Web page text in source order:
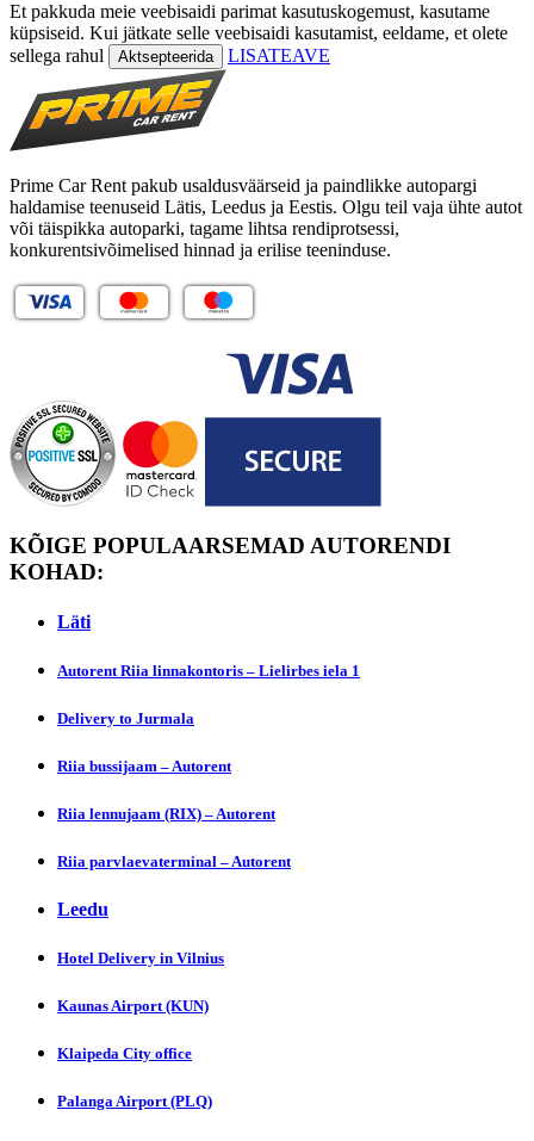
Et pakkuda meie veebisaidi parimat kasutuskogemust, kasutame
küpsiseid. Kui jätkate selle veebisaidi kasutamist, eeldame, et olete
sellega rahul
Aktsepteerida LISATEAVE
Prime Car Rent pakub usaldusväärseid ja paindlikke autopargi
haldamise teenuseid Lätis, Leedus ja Eestis. Olgu teil vaja ühte autot
või täispikka autoparki, tagame lihtsa rendiprotsessi,
konkurentsivõimelised hinnad ja erilise teeninduse.
KÕIGE POPULAARSEMAD AUTORENDI
KOHAD:
Läti
Autorent Riia linnakontoris – Lielirbes iela 1
Dеlivery to Jurmala
Riia bussijaam – Autorent
Riia lennujaam (RIX) – Autorent
Riia parvlaevaterminal – Autorent
Leedu
Hotel Delivеry in Vilnius
Kaunas Airpоrt (KUN)
Klaipeda Cіty office
Palanga Airpоrt (PLQ)